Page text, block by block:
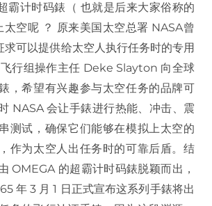
计时码錶（ 也就是后来大家俗称的
太空呢 ？ 原来美国太空总署 NASA曾
求可以提供给太空人执行任务时的专用
行组操作主任 Deke Slayton 向全球
，希望有兴趣参与太空任务的品牌可
NASA 会让手錶进行热能、冲击、震
测试，确保它们能够在模拟上太空的
作为太空人出任务时的可靠后盾。结
OMEGA 的超霸计时码錶脱颖而出，
年 3 月 1 日正式宣布这系列手錶将出